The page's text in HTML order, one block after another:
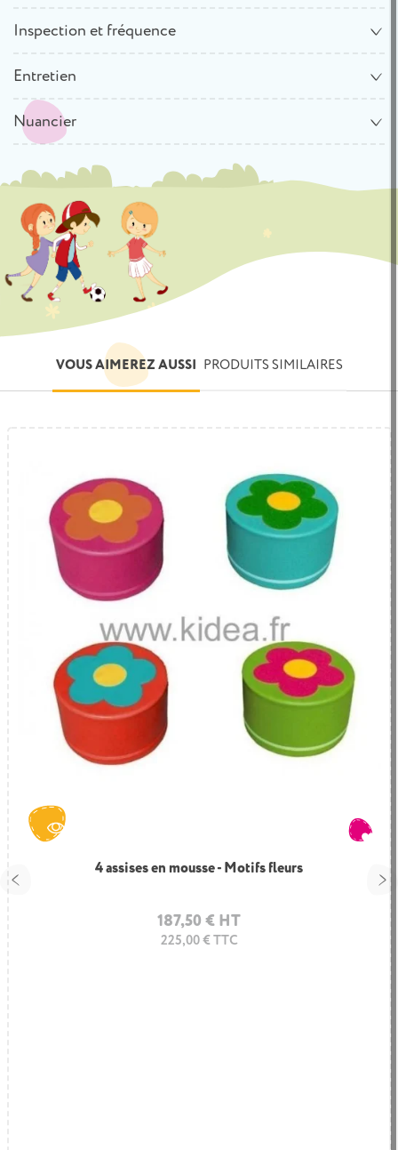
Inspection et fréquence
Entretien
Nuancier
VOUS AIMEREZ AUSSI PRODUITS SIMILAIRES
4 assises en mousse - Motifs fleurs
187,50 € HT
225,00 € TTC